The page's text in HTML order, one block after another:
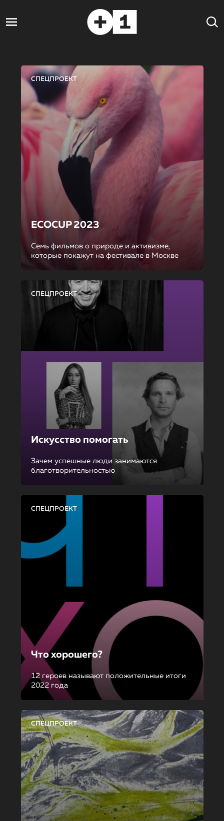
СПЕЦПРОЕКТ
ECOCUP 2023
Семь фильмов о природе и активизме,
которые покажут на фестивале в Москве
СПЕЦПРОЕКТ
Искусство помогать
Зачем успешные люди занимаются
благотворительностью
СПЕЦПРОЕКТ
Что хорошего?
12 героев называют положительные итоги
2022 года
СПЕЦПРОЕКТ